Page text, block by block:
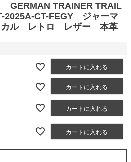
GERMAN TRAINER TRAIL
2025A-CT-FEGY ジャーマ
カル レトロ レザー 本革
カートに入れる
カートに入れる
カートに入れる
カートに入れる